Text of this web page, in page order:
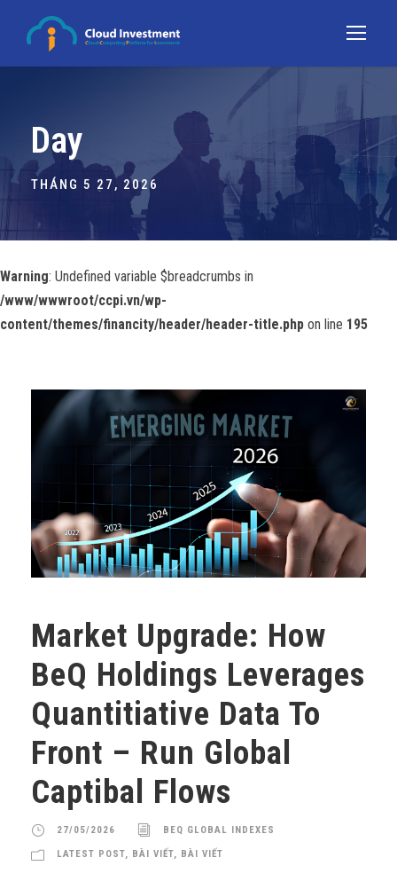
Day
THÁNG 5 27, 2026
Warning: Undefined variable $breadcrumbs in
/www/wwwroot/ccpi.vn/wp-
content/themes/financity/header/header-title.php on line 195
Market Upgrade: How
BeQ Holdings Leverages
Quantitiative Data To
Front – Run Global
Captibal Flows
27/05/2026 BEQ GLOBAL INDEXES
LATEST POST, BÀI VIẾT, BÀI VIẾT